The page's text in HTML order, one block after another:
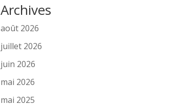
Archives
août 2026
juillet 2026
juin 2026
mai 2026
mai 2025